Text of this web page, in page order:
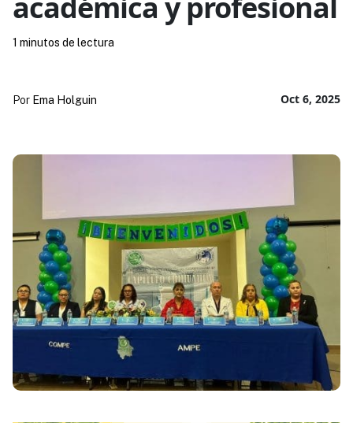
Oct 6, 2025
Por Ema Holguin
1 minutos de lectura